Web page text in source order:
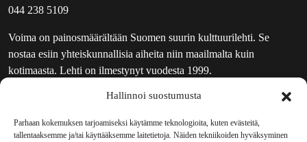
Hallinnoi suostumusta
Parhaan kokemuksen tarjoamiseksi käytämme teknologioita, kuten evästeitä,
tallentaaksemme ja/tai käyttääksemme laitetietoja. Näiden tekniikoiden hyväksyminen
044 238 5109
Voima on painosmäärältään Suomen suurin kulttuurilehti. Se
nostaa esiin yhteiskunnallisia aiheita niin maailmalta kuin
kotimaasta. Lehti on ilmestynyt vuodesta 1999.
UUTISKIRJE
MAINOSTAJILLE